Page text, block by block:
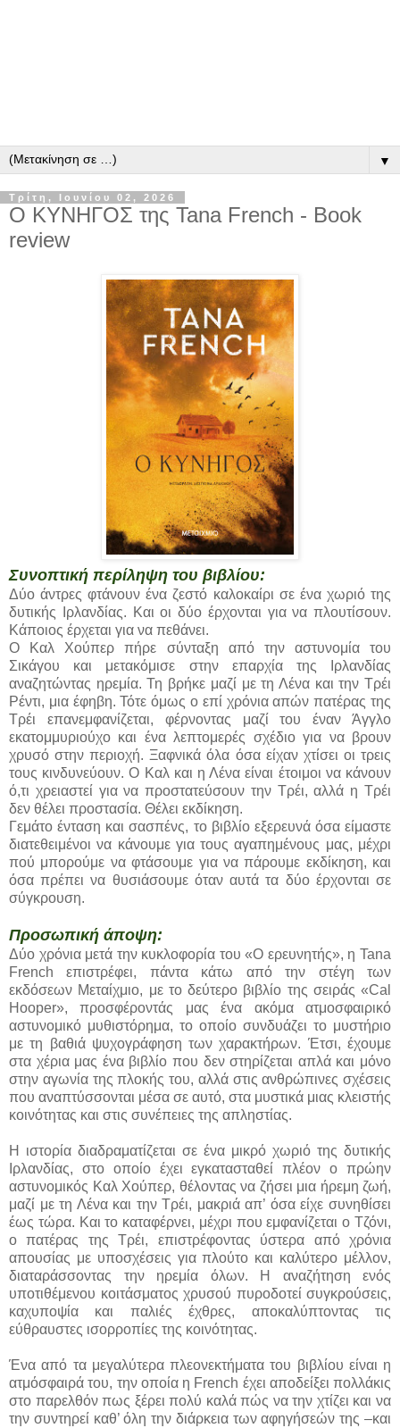
▼
Τρίτη, Ιουνίου 02, 2026
Ο ΚΥΝΗΓΟΣ της Tana French - Book
review
Συνοπτική περίληψη του βιβλίου:
Δύο άντρες φτάνουν ένα ζεστό καλοκαίρι σε ένα χωριό της
δυτικής Ιρλανδίας. Και οι δύο έρχονται για να πλουτίσουν.
Κάποιος έρχεται για να πεθάνει.
Ο Καλ Χούπερ πήρε σύνταξη από την αστυνομία του
Σικάγου και μετακόμισε στην επαρχία της Ιρλανδίας
αναζητώντας ηρεμία. Τη βρήκε μαζί με τη Λένα και την Τρέι
Ρέντι, μια έφηβη. Τότε όμως ο επί χρόνια απών πατέρας της
Τρέι επανεμφανίζεται, φέρνοντας μαζί του έναν Άγγλο
εκατομμυριούχο και ένα λεπτομερές σχέδιο για να βρουν
χρυσό στην περιοχή. Ξαφνικά όλα όσα είχαν χτίσει οι τρεις
τους κινδυνεύουν. Ο Καλ και η Λένα είναι έτοιμοι να κάνουν
ό,τι χρειαστεί για να προστατεύσουν την Τρέι, αλλά η Τρέι
δεν θέλει προστασία. Θέλει εκδίκηση.
Γεμάτο ένταση και σασπένς, το βιβλίο εξερευνά όσα είμαστε
διατεθειμένοι να κάνουμε για τους αγαπημένους μας, μέχρι
πού μπορούμε να φτάσουμε για να πάρουμε εκδίκηση, και
όσα πρέπει να θυσιάσουμε όταν αυτά τα δύο έρχονται σε
σύγκρουση.
Προσωπική άποψη:
Δύο χρόνια μετά την κυκλοφορία του «Ο ερευνητής», η Tana
French επιστρέφει, πάντα κάτω από την στέγη των
εκδόσεων Μεταίχμιο, με το δεύτερο βιβλίο της σειράς «Cal
Hooper», προσφέροντάς μας ένα ακόμα ατμοσφαιρικό
αστυνομικό μυθιστόρημα, το οποίο συνδυάζει το μυστήριο
με τη βαθιά ψυχογράφηση των χαρακτήρων. Έτσι, έχουμε
στα χέρια μας ένα βιβλίο που δεν στηρίζεται απλά και μόνο
στην αγωνία της πλοκής του, αλλά στις ανθρώπινες σχέσεις
που αναπτύσσονται μέσα σε αυτό, στα μυστικά μιας κλειστής
κοινότητας και στις συνέπειες της απληστίας.
Η ιστορία διαδραματίζεται σε ένα μικρό χωριό της δυτικής
Ιρλανδίας, στο οποίο έχει εγκατασταθεί πλέον ο πρώην
αστυνομικός Καλ Χούπερ, θέλοντας να ζήσει μια ήρεμη ζωή,
μαζί με τη Λένα και την Τρέι, μακριά απ’ όσα είχε συνηθίσει
έως τώρα. Και το καταφέρνει, μέχρι που εμφανίζεται ο Τζόνι,
ο πατέρας της Τρέι, επιστρέφοντας ύστερα από χρόνια
απουσίας με υποσχέσεις για πλούτο και καλύτερο μέλλον,
διαταράσσοντας την ηρεμία όλων. Η αναζήτηση ενός
υποτιθέμενου κοιτάσματος χρυσού πυροδοτεί συγκρούσεις,
καχυποψία και παλιές έχθρες, αποκαλύπτοντας τις
εύθραυστες ισορροπίες της κοινότητας.
Ένα από τα μεγαλύτερα πλεονεκτήματα του βιβλίου είναι η
ατμόσφαιρά του, την οποία η French έχει αποδείξει πολλάκις
στο παρελθόν πως ξέρει πολύ καλά πώς να την χτίζει και να
την συντηρεί καθ’ όλη την διάρκεια των αφηγήσεών της –και